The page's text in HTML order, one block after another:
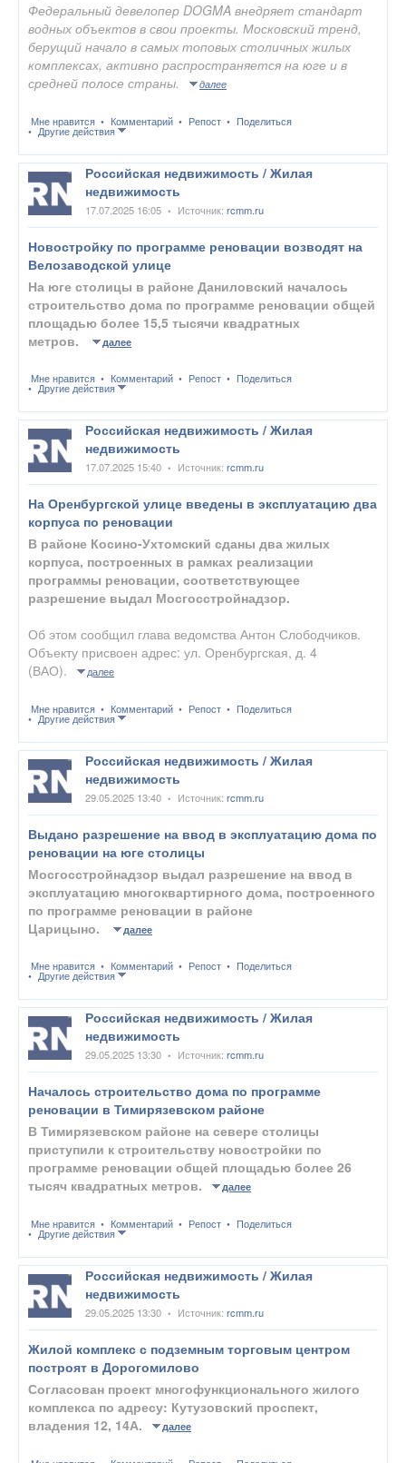
Федеральный девелопер DOGMA внедряет стандарт
водных объектов в свои проекты. Московский тренд,
берущий начало в самых топовых столичных жилых
комплексах, активно распространяется на юге и в
средней полосе страны.
далее
Мне нравится Комментарий Репост Поделиться
Другие действия
Российская недвижимость / Жилая
недвижимость
17.07.2025 16:05 • Источник: rcmm.ru
Новостройку по программе реновации возводят на
Велозаводской улице
На юге столицы в районе Даниловский началось
строительство дома по программе реновации общей
площадью более 15,5 тысячи квадратных
метров.
далее
Мне нравится Комментарий Репост Поделиться
Другие действия
Российская недвижимость / Жилая
недвижимость
17.07.2025 15:40 • Источник: rcmm.ru
На Оренбургской улице введены в эксплуатацию два
корпуса по реновации
В районе Косино-Ухтомский сданы два жилых
корпуса, построенных в рамках реализации
программы реновации, соответствующее
разрешение выдал Мосгосстройнадзор.
Об этом сообщил глава ведомства Антон Слободчиков.
Объекту присвоен адрес: ул. Оренбургская, д. 4
(ВАО).
далее
Мне нравится Комментарий Репост Поделиться
Другие действия
Российская недвижимость / Жилая
недвижимость
29.05.2025 13:40 • Источник: rcmm.ru
Выдано разрешение на ввод в эксплуатацию дома по
реновации на юге столицы
Мосгосстройнадзор выдал разрешение на ввод в
эксплуатацию многоквартирного дома, построенного
по программе реновации в районе
Царицыно.
далее
Мне нравится Комментарий Репост Поделиться
Другие действия
Российская недвижимость / Жилая
недвижимость
29.05.2025 13:30 • Источник: rcmm.ru
Началось строительство дома по программе
реновации в Тимирязевском районе
В Тимирязевском районе на севере столицы
приступили к строительству новостройки по
программе реновации общей площадью более 26
тысяч квадратных метров.
далее
Мне нравится Комментарий Репост Поделиться
Другие действия
Российская недвижимость / Жилая
недвижимость
29.05.2025 13:30 • Источник: rcmm.ru
Жилой комплекс с подземным торговым центром
построят в Дорогомилово
Согласован проект многофункционального жилого
комплекса по адресу: Кутузовский проспект,
владения 12, 14А.
далее